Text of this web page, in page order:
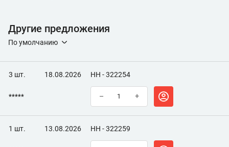
Другие предложения
По умолчанию
3 шт. 18.08.2026 НН - 322254
***** – +
1 шт. 13.08.2026 НН - 322259